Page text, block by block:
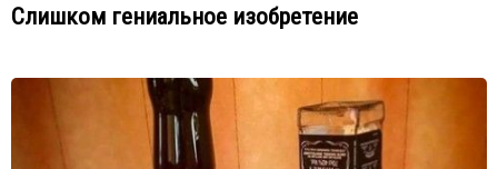
Слишком гениальное изобретение